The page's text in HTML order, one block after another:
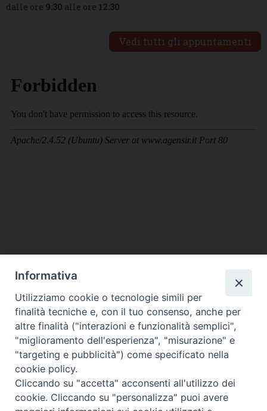
dalle ore 9:30 alle ore 12:30
Vedi tutti gli appuntamenti
DIOCESI SUBURBICARIA DI ALBANO
Contatti:Tel.: 06.93268401 - Fax.: 06.9323844
E-mail:curia@diocesidialbano.it
Orari: dal Lunedì al Venerdì Ore: 9:00 - 13:00
Lunedì, Mercoledì e Venerdì, Ore 9:30 - 12:30
Informativa
Utilizziamo cookie o tecnologie simili per
finalità tecniche e, con il tuo consenso, anche per
altre finalità ("interazioni e funzionalità semplici",
"miglioramento dell'esperienza", "misurazione" e
"targeting e pubblicità") come specificato nella
cookie policy.
Cliccando su "accetta" acconsenti all'utilizzo dei
cookie. Cliccando su "personalizza" puoi avere